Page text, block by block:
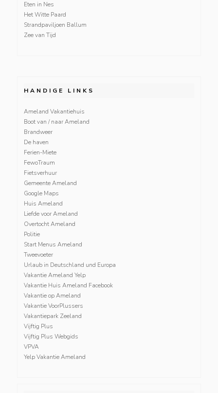
Eten in Nes
Het Witte Paard
Strandpaviljoen Ballum
Zee van Tijd
HANDIGE LINKS
Ameland Vakantiehuis
Boot van / naar Ameland
Brandweer
De haven
Ferien-Miete
FewoTraum
Fietsverhuur
Gemeente Ameland
Google Maps
Huis Ameland
Liefde voor Ameland
Overtocht Ameland
Politie
Start Menus Ameland
Tweevoeter
Urlaub in Deutschland und Europa
Vakantie Ameland Yelp
Vakantie Huis Ameland Facebook
Vakantie op Ameland
Vakantie VoorPlussers
Vakantiepark Zeeland
Vijftig Plus
Vijftig Plus Webgids
VPVA
Yelp Vakantie Ameland